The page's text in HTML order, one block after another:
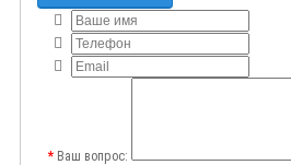
Ваш вопрос: